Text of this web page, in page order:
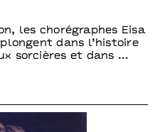
les chorégraphes Eisa
dans l’histoire
sorcières et dans …